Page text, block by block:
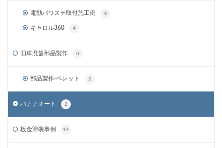
電動パワステ取付施工例 6
キャロル360 4
旧車廃盤部品製作 0
部品製作-ベレット 2
バナナオート 2
板金塗装事例 14